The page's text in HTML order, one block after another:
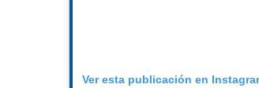
Ver esta publicación en